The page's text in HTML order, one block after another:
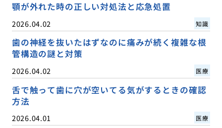
顎が外れた時の正しい対処法と応急処置
2026.04.02 知識
歯の神経を抜いたはずなのに痛みが続く複雑な根
管構造の謎と対策
2026.04.02 医療
舌で触って歯に穴が空いてる気がするときの確認
方法
2026.04.01 医療